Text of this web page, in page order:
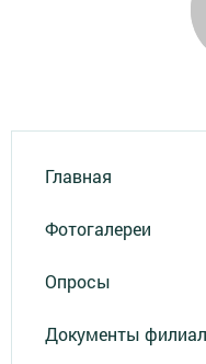
Главная
Фотогалереи
Опросы
Документы